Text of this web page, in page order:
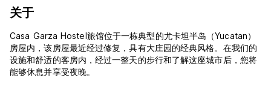
关于
Casa Garza Hostel旅馆位于一栋典型的尤卡坦半岛（Yucatan）
房屋内，该房屋最近经过修复，具有大庄园的经典风格。在我们的
设施和舒适的客房内，经过一整天的步行和了解这座城市后，您将
能够休息并享受夜晚。